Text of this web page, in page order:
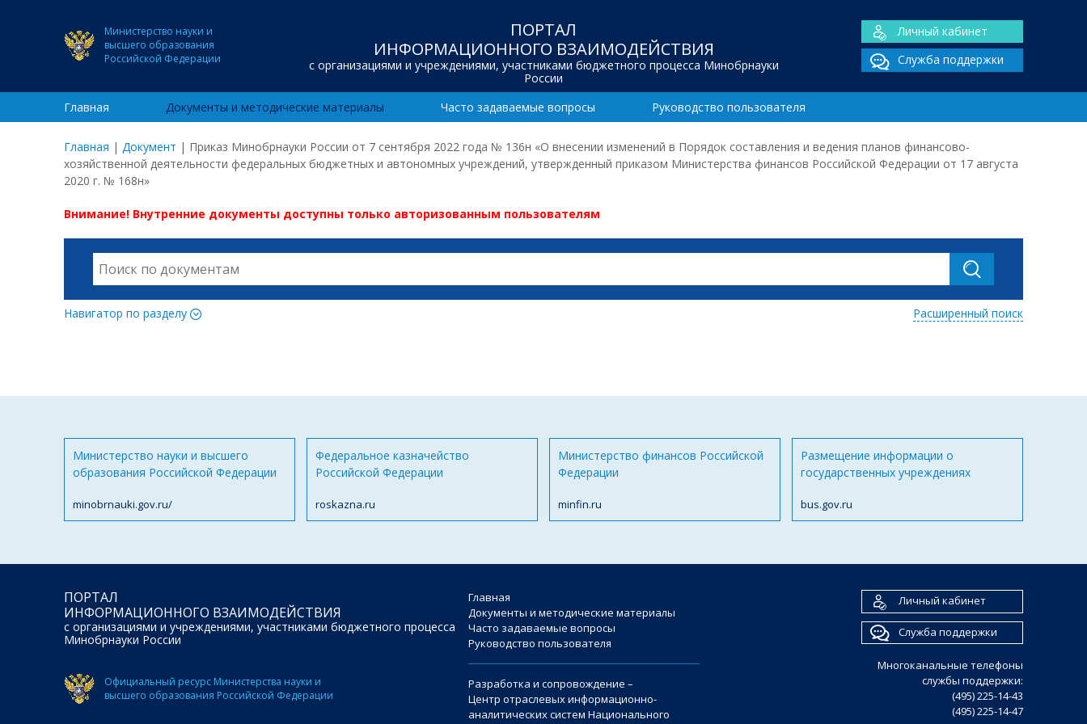
Министерство науки и
высшего образования
Российской Федерации
ПОРТАЛ
ИНФОРМАЦИОННОГО ВЗАИМОДЕЙСТВИЯ
с организациями и учреждениями, участниками бюджетного процесса Минобрнауки
России
Личный кабинет
Служба поддержки
Главная Документы и методические материалы Часто задаваемые вопросы Руководство пользователя
Главная | Документ | Приказ Минобрнауки России от 7 сентября 2022 года № 136н «О внесении изменений в Порядок составления и ведения планов финансово-
хозяйственной деятельности федеральных бюджетных и автономных учреждений, утвержденный приказом Министерства финансов Российской Федерации от 17 августа
2020 г. № 168н»
Внимание! Внутренние документы доступны только авторизованным пользователям
Навигатор по разделу Расширенный поиск
Министерство науки и высшего
образования Российской Федерации
minobrnauki.gov.ru/
Федеральное казначейство
Российской Федерации
roskazna.ru
Министерство финансов Российской
Федерации
minfin.ru
Размещение информации о
государственных учреждениях
bus.gov.ru
ПОРТАЛ
ИНФОРМАЦИОННОГО ВЗАИМОДЕЙСТВИЯ
с организациями и учреждениями, участниками бюджетного процесса
Минобрнауки России
Официальный ресурс Министерства науки и
высшего образования Российской Федерации
Главная
Документы и методические материалы
Часто задаваемые вопросы
Руководство пользователя
Разработка и сопровождение –
Центр отраслевых информационно-
аналитических систем Национального
Личный кабинет
Служба поддержки
Многоканальные телефоны
службы поддержки:
(495) 225-14-43
(495) 225-14-47